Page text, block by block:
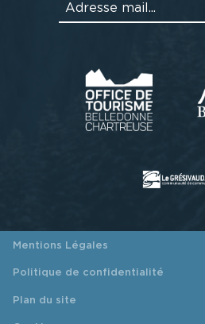
Mentions Légales
Politique de confidentialité
Plan du site